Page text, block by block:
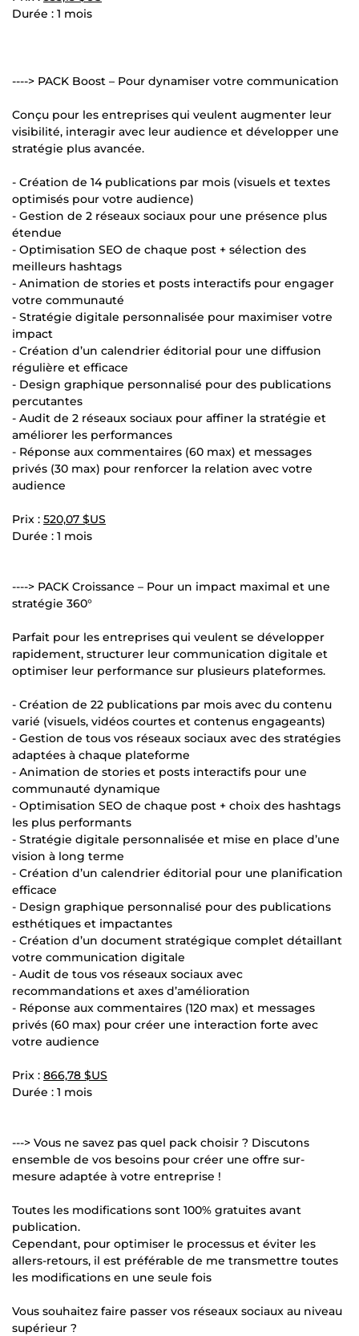
Durée : 1 mois
----> PACK Boost – Pour dynamiser votre communication
Conçu pour les entreprises qui veulent augmenter leur
visibilité, interagir avec leur audience et développer une
stratégie plus avancée.
- Création de 14 publications par mois (visuels et textes
optimisés pour votre audience)
- Gestion de 2 réseaux sociaux pour une présence plus
étendue
- Optimisation SEO de chaque post + sélection des
meilleurs hashtags
- Animation de stories et posts interactifs pour engager
votre communauté
- Stratégie digitale personnalisée pour maximiser votre
impact
- Création d’un calendrier éditorial pour une diffusion
régulière et efficace
- Design graphique personnalisé pour des publications
percutantes
- Audit de 2 réseaux sociaux pour affiner la stratégie et
améliorer les performances
- Réponse aux commentaires (60 max) et messages
privés (30 max) pour renforcer la relation avec votre
audience
Prix : 520,07 $US
Durée : 1 mois
----> PACK Croissance – Pour un impact maximal et une
stratégie 360°
Parfait pour les entreprises qui veulent se développer
rapidement, structurer leur communication digitale et
optimiser leur performance sur plusieurs plateformes.
- Création de 22 publications par mois avec du contenu
varié (visuels, vidéos courtes et contenus engageants)
- Gestion de tous vos réseaux sociaux avec des stratégies
adaptées à chaque plateforme
- Animation de stories et posts interactifs pour une
communauté dynamique
- Optimisation SEO de chaque post + choix des hashtags
les plus performants
- Stratégie digitale personnalisée et mise en place d’une
vision à long terme
- Création d’un calendrier éditorial pour une planification
efficace
- Design graphique personnalisé pour des publications
esthétiques et impactantes
- Création d’un document stratégique complet détaillant
votre communication digitale
- Audit de tous vos réseaux sociaux avec
recommandations et axes d’amélioration
- Réponse aux commentaires (120 max) et messages
privés (60 max) pour créer une interaction forte avec
votre audience
Prix : 866,78 $US
Durée : 1 mois
---> Vous ne savez pas quel pack choisir ? Discutons
ensemble de vos besoins pour créer une offre sur-
mesure adaptée à votre entreprise !
Toutes les modifications sont 100% gratuites avant
publication.
Cependant, pour optimiser le processus et éviter les
allers-retours, il est préférable de me transmettre toutes
les modifications en une seule fois
Vous souhaitez faire passer vos réseaux sociaux au niveau
supérieur ?